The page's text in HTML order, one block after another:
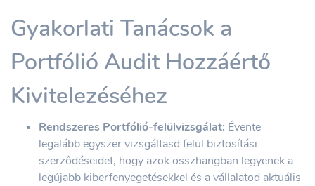
Gyakorlati Tanácsok a
Portfólió Audit Hozzáértő
Kivitelezéséhez
Rendszeres Portfólió-felülvizsgálat: Évente
legalább egyszer vizsgáltasd felül biztosítási
szerződéseidet, hogy azok összhangban legyenek a
legújabb kiberfenyegetésekkel és a vállalatod aktuális